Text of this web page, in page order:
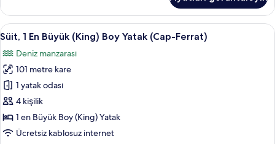
Büyük
(King)
Boy
hakkında
daha
fazla
detay
Süit,
1
En
Büyük
(King)
Boy
Yatak
(Cap-
Süit, 1 En Büyük (King) Boy Yatak
5
Süit, 1 En Büyük (King) Boy Yatak (Cap-Ferrat)
Deniz manzarası
101 metre kare
1 yatak odası
4 kişilik
1 en Büyük Boy (King) Yatak
Ücretsiz kablosuz internet